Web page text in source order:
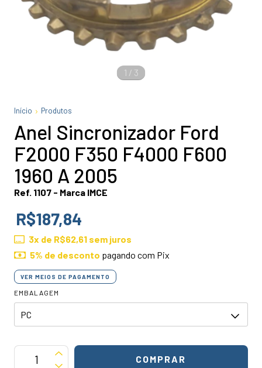
1 / 3
Início Produtos
Anel Sincronizador Ford
F2000 F350 F4000 F600
1960 A 2005
Ref. 1107 - Marca IMCE
R$187,84
3x de R$62,61 sem juros
5% de desconto pagando com Pix
VER MEIOS DE PAGAMENTO
EMBALAGEM